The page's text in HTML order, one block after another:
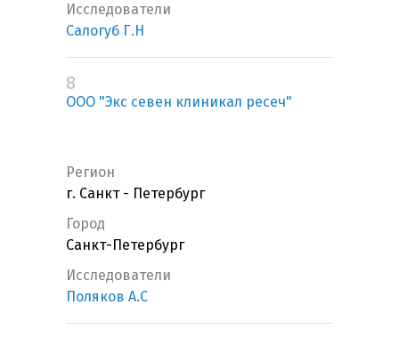
Исследователи
Салогуб Г.Н
8
ООО "Экс севен клиникал ресеч"
Регион
г. Санкт - Петербург
Город
Санкт-Петербург
Исследователи
Поляков А.С